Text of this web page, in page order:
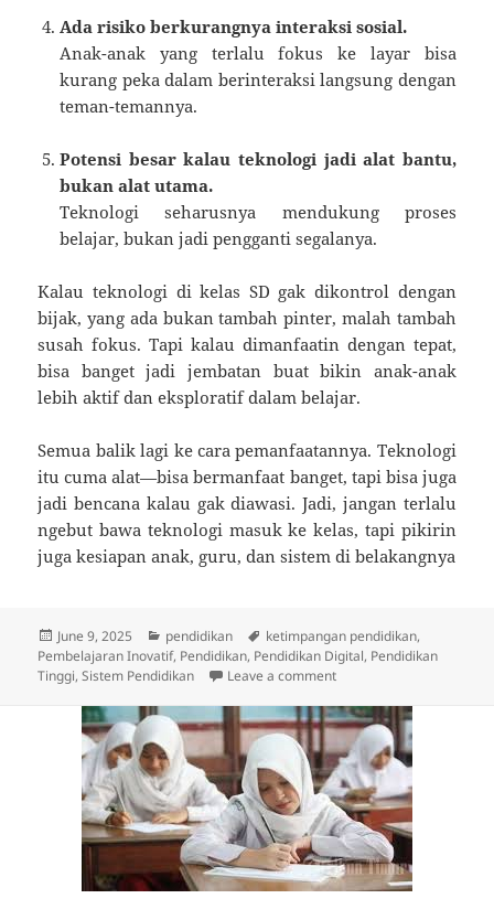
Ada risiko berkurangnya interaksi sosial.
Anak-anak yang terlalu fokus ke layar bisa
kurang peka dalam berinteraksi langsung dengan
teman-temannya.
Potensi besar kalau teknologi jadi alat bantu,
bukan alat utama.
Teknologi seharusnya mendukung proses
belajar, bukan jadi pengganti segalanya.
Kalau teknologi di kelas SD gak dikontrol dengan
bijak, yang ada bukan tambah pinter, malah tambah
susah fokus. Tapi kalau dimanfaatin dengan tepat,
bisa banget jadi jembatan buat bikin anak-anak
lebih aktif dan eksploratif dalam belajar.
Semua balik lagi ke cara pemanfaatannya. Teknologi
itu cuma alat—bisa bermanfaat banget, tapi bisa juga
jadi bencana kalau gak diawasi. Jadi, jangan terlalu
ngebut bawa teknologi masuk ke kelas, tapi pikirin
juga kesiapan anak, guru, dan sistem di belakangnya
Posted
on
June 9, 2025 Categories
pendidikan Tags
ketimpangan pendidikan,
Pembelajaran Inovatif, Pendidikan, Pendidikan Digital, Pendidikan
Tinggi,Sistem Pendidikan Leave a commenton Teknologi di